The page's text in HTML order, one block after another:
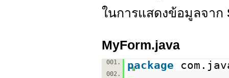
ในการแสดงข้อมูลจาก
MyForm.java
001. package
002.